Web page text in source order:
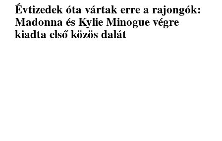
Évtizedek óta vártak erre a rajongók:
Madonna és Kylie Minogue végre
kiadta első közös dalát